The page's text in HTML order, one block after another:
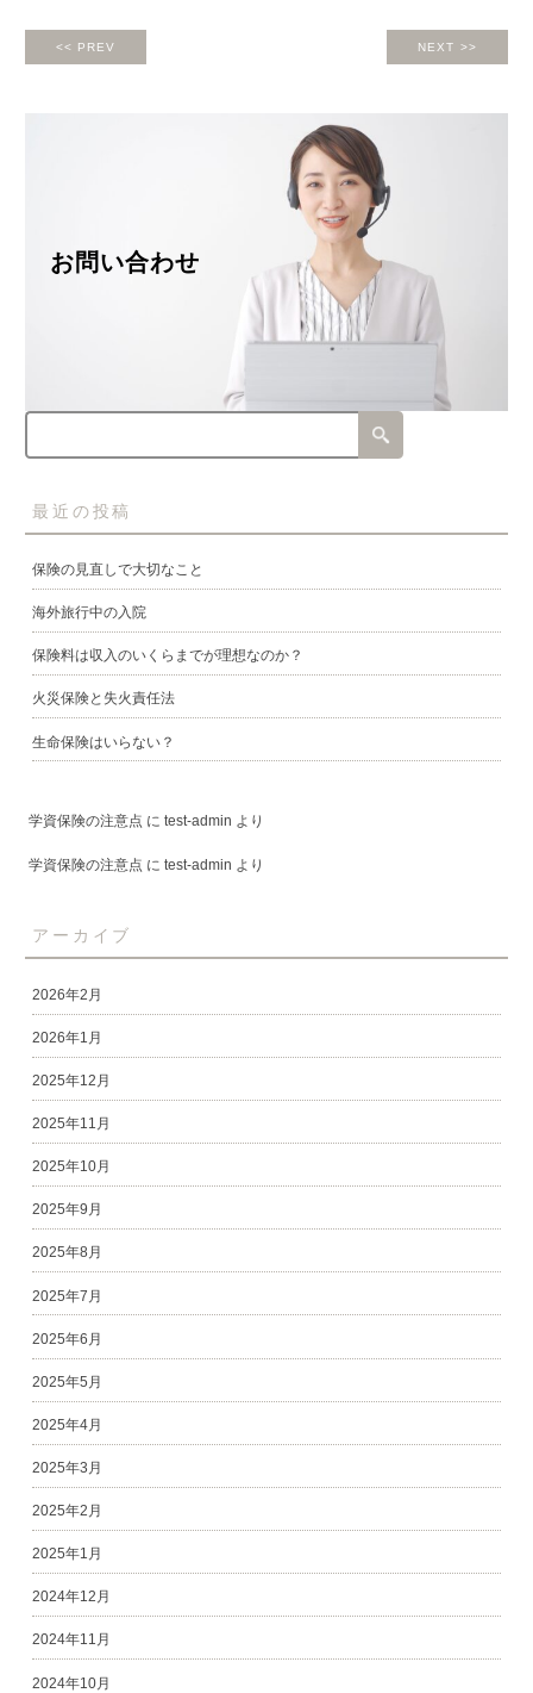
<< PREV NEXT >>
お問い合わせ
最近の投稿
保険の見直しで大切なこと
海外旅行中の入院
保険料は収入のいくらまでが理想なのか？
火災保険と失火責任法
生命保険はいらない？
学資保険の注意点 に test-admin より
学資保険の注意点 に test-admin より
アーカイブ
2026年2月
2026年1月
2025年12月
2025年11月
2025年10月
2025年9月
2025年8月
2025年7月
2025年6月
2025年5月
2025年4月
2025年3月
2025年2月
2025年1月
2024年12月
2024年11月
2024年10月